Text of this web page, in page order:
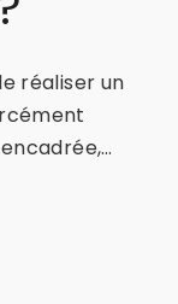
réaliser un